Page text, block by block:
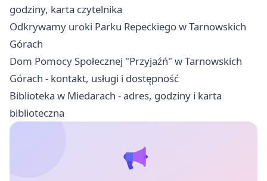
godziny, karta czytelnika
Odkrywamy uroki Parku Repeckiego w Tarnowskich
Górach
Dom Pomocy Społecznej "Przyjaźń" w Tarnowskich
Górach - kontakt, usługi i dostępność
Biblioteka w Miedarach - adres, godziny i karta
biblioteczna